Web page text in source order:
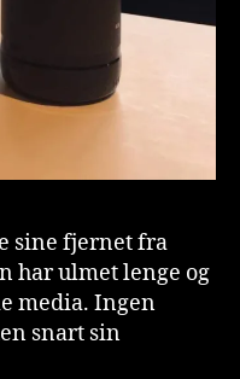
sine fjernet fra
har ulmet lenge og
media. Ingen
snart sin